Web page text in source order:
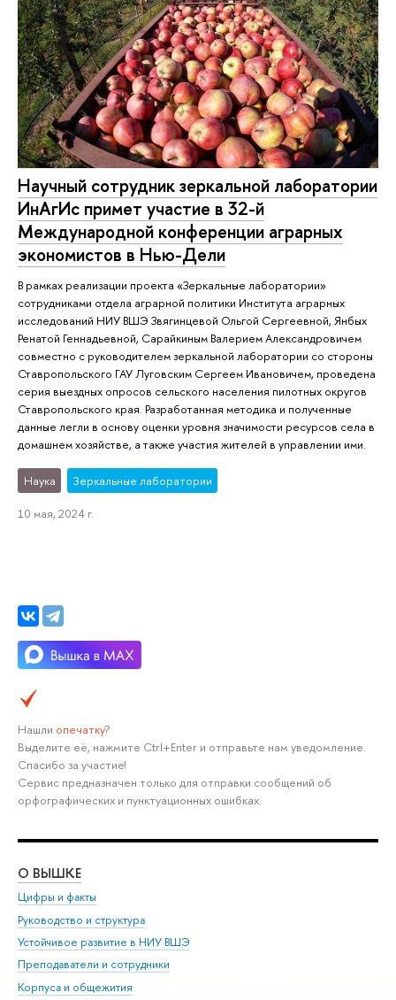
Научный сотрудник зеркальной лаборатории
ИнАгИс примет участие в 32-й
Международной конференции аграрных
экономистов в Нью-Дели
В рамках реализации проекта «Зеркальные лаборатории»
сотрудниками отдела аграрной политики Института аграрных
исследований НИУ ВШЭ Звягинцевой Ольгой Сергеевной, Янбых
Ренатой Геннадьевной, Сарайкиным Валерием Александровичем
совместно с руководителем зеркальной лаборатории со стороны
Ставропольского ГАУ Луговским Сергеем Ивановичем, проведена
серия выездных опросов сельского населения пилотных округов
Ставропольского края. Разработанная методика и полученные
данные легли в основу оценки уровня значимости ресурсов села в
домашнем хозяйстве, а также участия жителей в управлении ими.
Наука Зеркальные лаборатории
10 мая, 2024 г.
Нашли опечатку?
Выделите её, нажмите Ctrl+Enter и отправьте нам уведомление.
Спасибо за участие!
Сервис предназначен только для отправки сообщений об
орфографических и пунктуационных ошибках.
О ВЫШКЕ
Цифры и факты
Руководство и структура
Устойчивое развитие в НИУ ВШЭ
Преподаватели и сотрудники
Корпуса и общежития